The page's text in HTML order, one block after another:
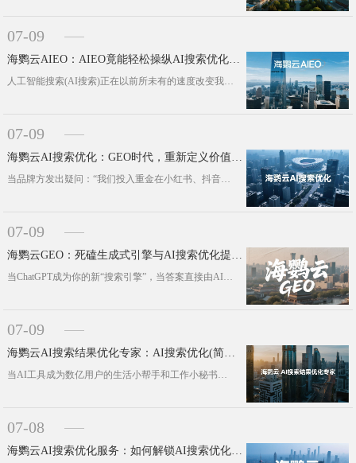
07-09
海鹦云AIEO：AIEO竟能轻松操纵AI搜索优化结果！真这么厉害？
人工智能搜索(AI搜索)正在以前所未有的速度改变我们的信息获取方式。一个鲜明的信号是：知名AI平台DeepSeek的官网月访问···
07-09
海鹦云AI搜索优化：GEO时代，重新定义价值信息
当品牌方发出疑问：“我们投入重金在小红书、抖音等平台进行内容投放，为何信息在AI搜索中踪迹全无?”这一困扰，正尖锐地指向了生成···
07-09
海鹦云GEO：死磕生成式引擎与AI搜索优化提高品牌曝光率
当ChatGPT成为你的新“搜索引擎”，当答案直接由AI生成而非链接列表呈现——企业该如何确保自己的品牌与方案被看见、被引用，···
07-09
海鹦云AI搜索结果优化专家：AI搜索优化(简称GEO)更容易落地，并为企业创造增量!
当AI工具成为数亿用户的生活小帮手和工作小秘书——从“中午吃什么”到“20万预算买什么车”，从“通知怎么写”到“年度计划框架”···
07-08
海鹦云AI搜索优化服务：如何解锁AI搜索优化的流量密码